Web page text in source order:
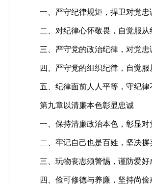
一、严守纪律规矩，捍卫对党忠
二、对纪律心怀敬畏，自觉服从
三、严守党的政治纪律，对党忠
四、严守党的组织纪律，自觉服
五、纪律面前人人平等，守纪律
第九章以清廉本色彰显忠诚
一、保持清廉政治本色，彰显对
二、牢记自己也是百姓，坚决摒
三、玩物丧志须警惕，谨防爱好
四、俭可修德与养廉，坚持尚俭